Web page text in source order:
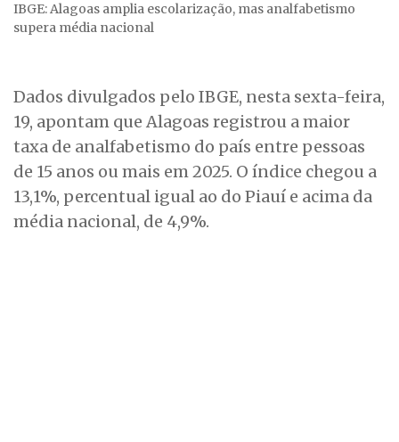
IBGE: Alagoas amplia escolarização, mas analfabetismo
supera média nacional
Dados divulgados pelo IBGE, nesta sexta-feira,
19, apontam que Alagoas registrou a maior
taxa de analfabetismo do país entre pessoas
de 15 anos ou mais em 2025. O índice chegou a
13,1%, percentual igual ao do Piauí e acima da
média nacional, de 4,9%.